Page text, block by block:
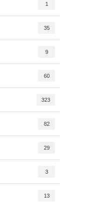
1
35
9
60
323
82
29
3
13